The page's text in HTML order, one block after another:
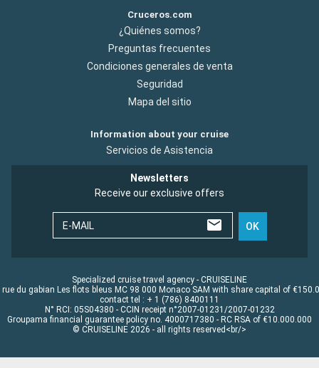
Cruceros.com
¿Quiénes somos?
Preguntas frecuentes
Condiciones generales de venta
Seguridad
Mapa del sitio
Information about your cruise
Servicios de Asistencia
Newsletters
Receive our exclusive offers
E-MAIL OK
Specialized cruise travel agency - CRUISELINE
rue du gabian Les flots bleus MC 98 000 Monaco SAM with share capital of
contact tel : + 1 (786) 8400111
N° RCI: 05S04380 - CCIN receipt n°2007-01231/2007-01232
Groupama financial guarantee policy no. 4000717380 - RC RSA of €10.000.000
© CRUISELINE 2026 - all rights reserved<br/>